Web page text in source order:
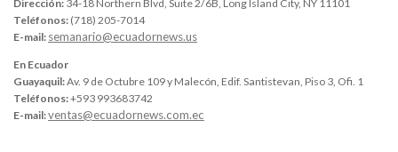
Dirección: 34-18 Northern Blvd, Suite 2/6B, Long Island City, NY 11101
Teléfonos: (718) 205-7014
E-mail: semanario@ecuadornews.us
En Ecuador
Guayaquil:Av. 9 de Octubre 109 y Malecón, Edif. Santistevan, Piso 3, Ofi. 1
Teléfonos:+593 993683742
E-mail:ventas@ecuadornews.com.ec